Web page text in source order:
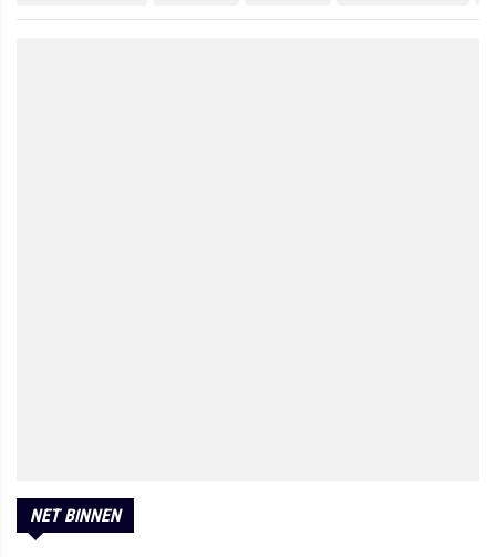
NET BINNEN